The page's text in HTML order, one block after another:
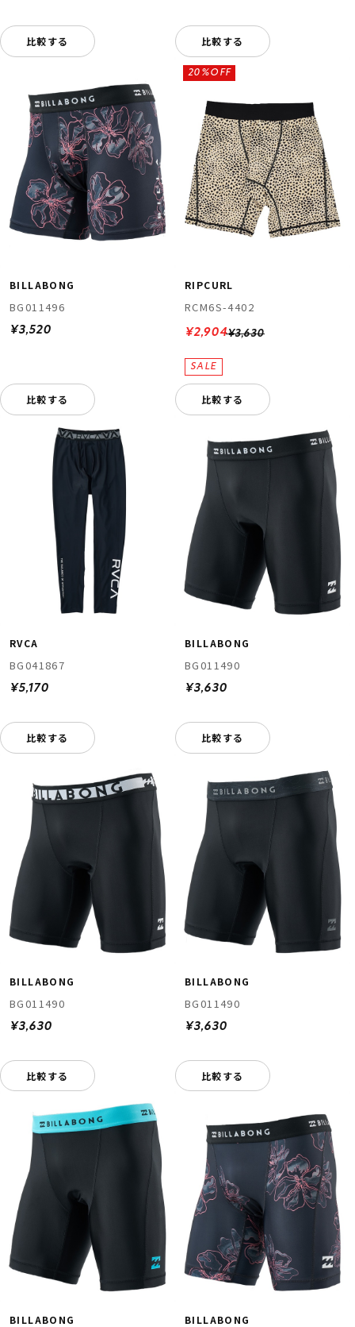
比較する 比較する
BILLABONG
BG011496
¥3,520
比較する
RIPCURL
RCM6S-4402
¥3,630
20%OFF
¥2,904
比較する
RVCA
BG041867
¥5,170
比較する
BILLABONG
BG011490
¥3,630
比較する
BILLABONG
BG011490
¥3,630
比較する
BILLABONG
BG011490
¥3,630
比較する
BILLABONG BILLABONG